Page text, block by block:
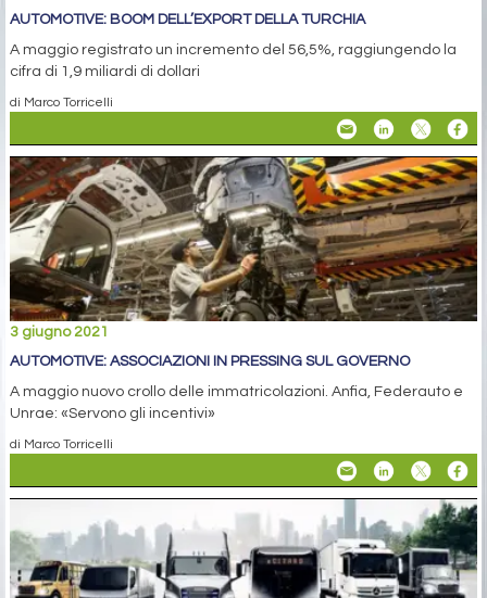
AUTOMOTIVE: BOOM DELL’EXPORT DELLA TURCHIA
A maggio registrato un incremento del 56,5%, raggiungendo la
cifra di 1,9 miliardi di dollari
di Marco Torricelli
3 giugno 2021
AUTOMOTIVE: ASSOCIAZIONI IN PRESSING SUL GOVERNO
A maggio nuovo crollo delle immatricolazioni. Anfia, Federauto e
Unrae: «Servono gli incentivi»
di Marco Torricelli